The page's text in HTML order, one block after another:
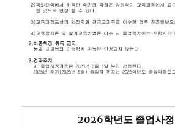
2026학년도 졸업사